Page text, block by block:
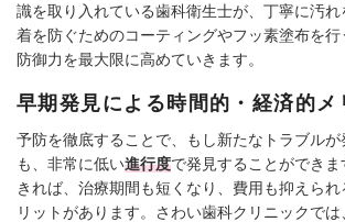
識を取り入れている歯科衛生士が、丁寧に汚
着を防ぐためのコーティングやフッ素塗布を
防御力を最大限に高めていきます。
早期発見による時間的・経済的メ
予防を徹底することで、もし新たなトラブル
も、非常に低い進行度で発見することができ
きれば、治療期間も短くなり、費用も抑えら
リットがあります。さわい歯科クリニックで